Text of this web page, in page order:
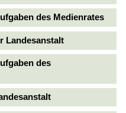
des Medienrates
Landesanstalt
des